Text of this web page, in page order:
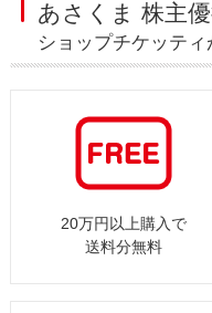
あさくま 株主優
ショップチケッテ
20万円以上購入で
送料分無料